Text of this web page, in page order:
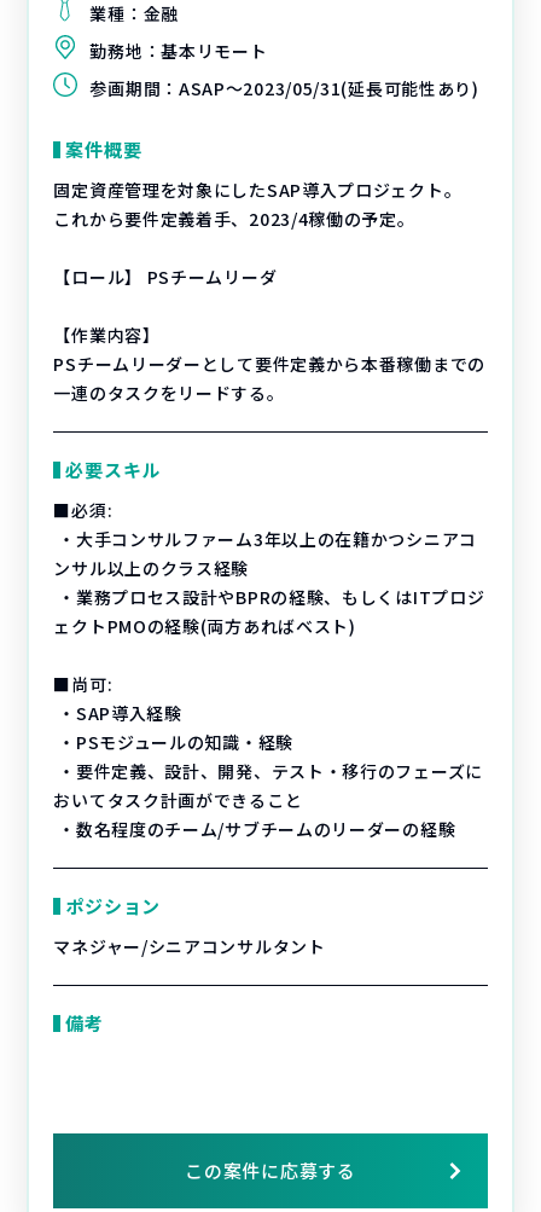
業種： 金融
勤務地：基本リモート
参画期間： ASAP～2023/05/31(延長可能性あり)
案件概要
固定資産管理を対象にしたSAP導入プロジェクト。
これから要件定義着手、2023/4稼働の予定。
【ロール】 PSチームリーダ
【作業内容】
PSチームリーダーとして要件定義から本番稼働までの
一連のタスクをリードする。
必要スキル
■必須:
・大手コンサルファーム3年以上の在籍かつシニアコ
ンサル以上のクラス経験
・業務プロセス設計やBPRの経験、もしくはITプロジ
ェクトPMOの経験(両方あればベスト)
■尚可:
・SAP導入経験
・PSモジュールの知識・経験
・要件定義、設計、開発、テスト・移行のフェーズに
おいてタスク計画ができること
・数名程度のチーム/サブチームのリーダーの経験
ポジション
マネジャー/シニアコンサルタント
備考
この案件に応募する